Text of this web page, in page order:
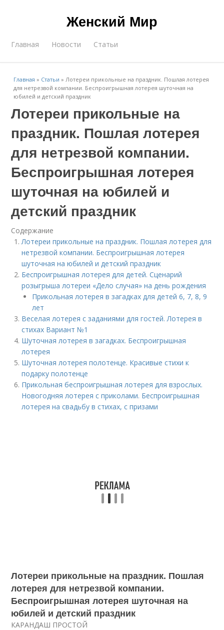
Женский Мир
Главная Новости Статьи
Главная » Статьи »Лотереи прикольные на праздник. Пошлая лотерея
для нетрезвой компании. Беспроигрышная лотерея шуточная на
юбилей и детский праздник
Лотереи прикольные на
праздник. Пошлая лотерея
для нетрезвой компании.
Беспроигрышная лотерея
шуточная на юбилей и
детский праздник
Содержание
Лотереи прикольные на праздник. Пошлая лотерея для
нетрезвой компании. Беспроигрышная лотерея
шуточная на юбилей и детский праздник
Беспроигрышная лотерея для детей. Сценарий
розыгрыша лотереи «Дело случая» на день рождения
Прикольная лотерея в загадках для детей 6, 7, 8, 9
лет
Веселая лотерея с заданиями для гостей. Лотерея в
стихах Вариант №1
Шуточная лотерея в загадках. Беспроигрышная
лотерея
Шуточная лотерея полотенце. Красивые стихи к
подарку полотенце
Прикольная беспроигрышная лотерея для взрослых.
Новогодняя лотерея с приколами. Беспроигрышная
лотерея на свадьбу в стихах, с призами
Лотереи прикольные на праздник. Пошлая
лотерея для нетрезвой компании.
Беспроигрышная лотерея шуточная на
юбилей и детский праздник
КАРАНДАШ ПРОСТОЙ